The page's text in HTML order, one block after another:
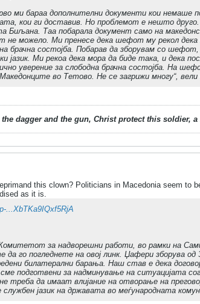
ми бараа дополнителни документи кои немаше
кои ги доставив. Но проблемот е нешто
Биљана. Таа побарала документ само на
не можело. Ми пренесе дека шефот му рекол
брачна состојба. Побарав да зборувам со шефот,
јазик. Ми рекоа дека мора да биде така, и дека
уверение за слободна брачна состојба. На
во Тетово. Не се загрижи многу“,
dagger and the gun, Christ protect this soldier,
this clown? Politicians in Macedonia seem to
as it is.
...XbTKa9IQxf5RjA
за надворешни работи, во рамки на
да го погледнете на овој линк. Џафери зборува
билатерални барања. Наш став е дека
подготвени за надминување на ситуацијата
треба да имаат влијание на отворање на
јазик на државата во меѓународната